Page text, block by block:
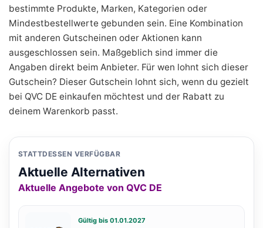
bestimmte Produkte, Marken, Kategorien oder
Mindestbestellwerte gebunden sein. Eine Kombination
mit anderen Gutscheinen oder Aktionen kann
ausgeschlossen sein. Maßgeblich sind immer die
Angaben direkt beim Anbieter. Für wen lohnt sich dieser
Gutschein? Dieser Gutschein lohnt sich, wenn du gezielt
bei QVC DE einkaufen möchtest und der Rabatt zu
deinem Warenkorb passt.
STATTDESSEN VERFÜGBAR
Aktuelle Alternativen
Aktuelle Angebote von QVC DE
Gültig bis 01.01.2027